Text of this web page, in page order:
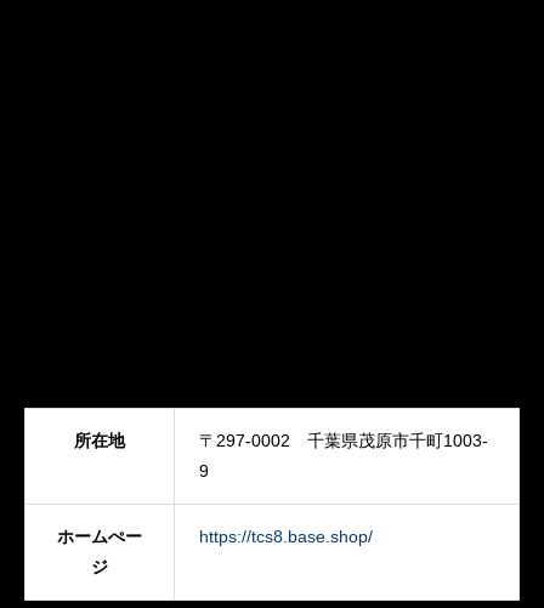
所在地
〒297-0002 千葉県茂原市千町1003-
9
ホームぺー
ジ
https://tcs8.base.shop/